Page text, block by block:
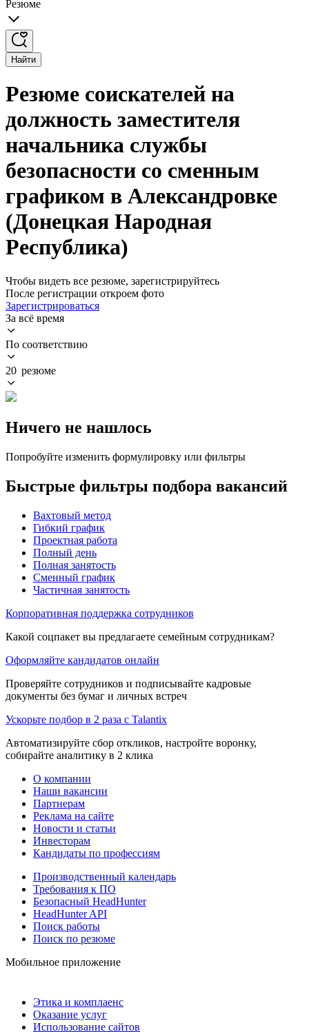
Резюме
Найти
Резюме соискателей на
должность заместителя
начальника службы
безопасности со сменным
графиком в Александровке
(Донецкая Народная
Республика)
Чтобы видеть все резюме, зарегистрируйтесь
После регистрации откроем фото
Зарегистрироваться
За всё время
По соответствию
20 резюме
Ничего не нашлось
Попробуйте изменить формулировку или фильтры
Быстрые фильтры подбора вакансий
Вахтовый метод
Гибкий график
Проектная работа
Полный день
Полная занятость
Сменный график
Частичная занятость
Корпоративная поддержка сотрудников
Какой соцпакет вы предлагаете семейным сотрудникам?
Оформляйте кандидатов онлайн
Проверяйте сотрудников и подписывайте кадровые
документы без бумаг и личных встреч
Ускорьте подбор в 2 раза с Talantix
Автоматизируйте сбор откликов, настройте воронку,
собирайте аналитику в 2 клика
О компании
Наши вакансии
Партнерам
Реклама на сайте
Новости и статьи
Инвесторам
Кандидаты по профессиям
Производственный календарь
Требования к ПО
Безопасный HeadHunter
HeadHunter API
Поиск работы
Поиск по резюме
Мобильное приложение
Этика и комплаенс
Оказание услуг
Использование сайтов